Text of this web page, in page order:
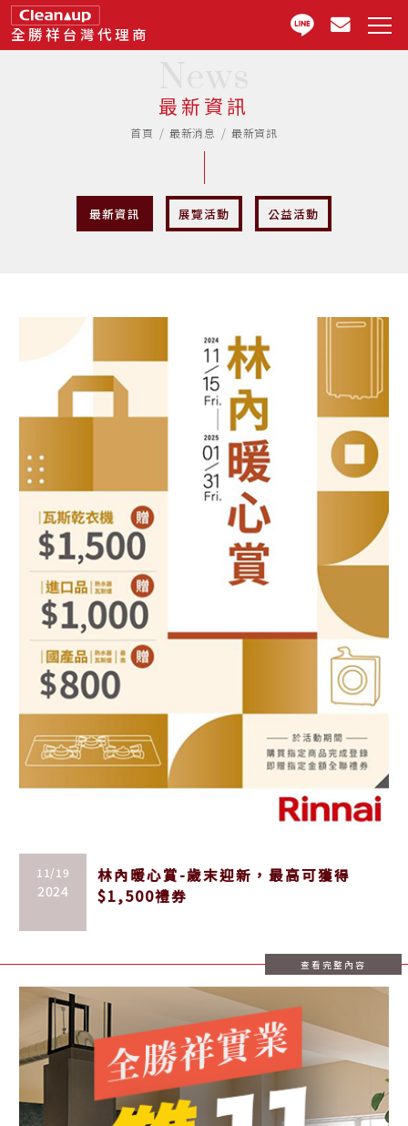
全勝祥台灣代理商
最新資訊
首頁 最新消息 最新資訊
最新資訊 展覽活動 公益活動
11/19
2024
林內暖心賞-歲末迎新，最高可獲得
$1,500禮券
查看完整內容